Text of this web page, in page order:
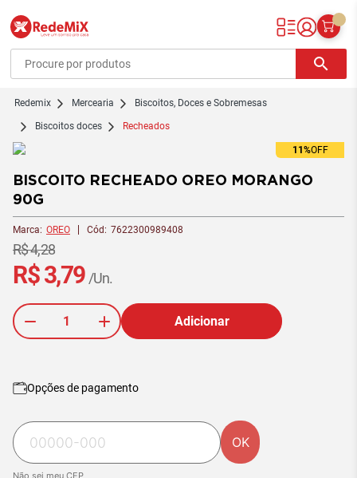
Redemix – Supermercado Online
search
redemix Mercearia Biscoitos, Doces e Sobremesas
Biscoitos doces Recheados
11%OFF
BISCOITO RECHEADO OREO MORANGO
90G
Marca: OREO Cód: 7622300989408
R$ 4,28
R$ 3,79 /Un.
Adicionar
Opções de pagamento
OK
Não sei meu CEP